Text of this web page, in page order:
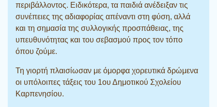
περιβάλλοντος. Ειδικότερα, τα παιδιά ανέδειξαν τις
συνέπειες της αδιαφορίας απέναντι στη φύση, αλλά
και τη σημασία της συλλογικής προσπάθειας, της
υπευθυνότητας και του σεβασμού προς τον τόπο
όπου ζούμε.
Τη γιορτή πλαισίωσαν με όμορφα χορευτικά δρώμενα
οι υπόλοιπες τάξεις του 1ου Δημοτικού Σχολείου
Καρπενησίου.